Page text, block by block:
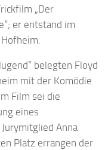
„Der
er entstand im
belegten Floyd
mit der Komödie
Film sei die
eines
Anna
Platz errangen der